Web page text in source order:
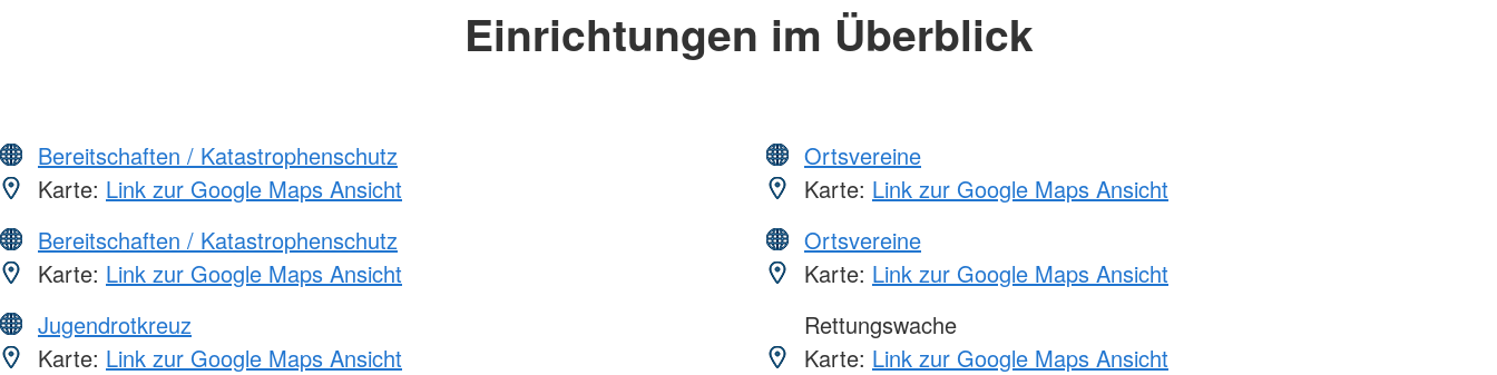
Einrichtungen im Überblick
Bereitschaften / Katastrophenschutz
Karte: Link zur Google Maps Ansicht
Bereitschaften / Katastrophenschutz
Karte: Link zur Google Maps Ansicht
Jugendrotkreuz
Karte: Link zur Google Maps Ansicht
Ortsvereine
Karte: Link zur Google Maps Ansicht
Ortsvereine
Karte: Link zur Google Maps Ansicht
Rettungswache
Karte: Link zur Google Maps Ansicht